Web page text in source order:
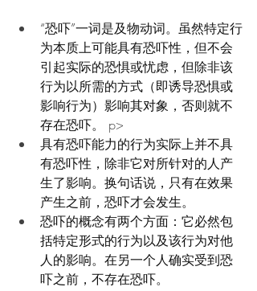
“恐吓”一词是及物动词。虽然特定行
为本质上可能具有恐吓性，但不会
引起实际的恐惧或忧虑，但除非该
行为以所需的方式（即诱导恐惧或
影响行为）影响其对象，否则就不
存在恐吓。
p>
具有恐吓能力的行为实际上并不具
有恐吓性，除非它对所针对的人产
生了影响。换句话说，只有在效果
产生之前，恐吓才会发生。
恐吓的概念有两个方面：它必然包
括特定形式的行为以及该行为对他
人的影响。在另一个人确实受到恐
吓之前，不存在恐吓。